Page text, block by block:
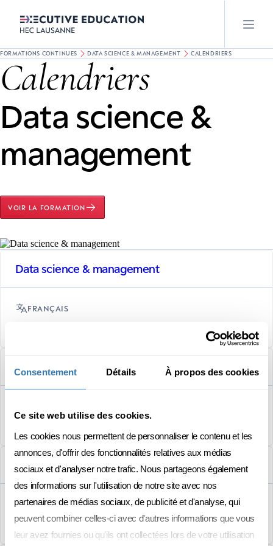
Consentement Détails À propos des cookies
Ce site web utilise des cookies.
Les cookies nous permettent de personnaliser le contenu et les
annonces, d'offrir des fonctionnalités relatives aux médias
sociaux et d'analyser notre trafic. Nous partageons également
des informations sur l'utilisation de notre site avec nos
partenaires de médias sociaux, de publicité et d'analyse, qui
peuvent combiner celles-ci avec d'autres informations que vous
leur avez fournies ou qu'ils ont collectées lors de votre utilisation
FORMATIONS CONTINUES DATA SCIENCE & MANAGEMENT CALENDRIERS
Calendriers
Data science &
management
VOIR LA FORMATION
Data science & management
FRANÇAIS
Data science & management
Data science & management
FRANÇAIS
Mars 2026